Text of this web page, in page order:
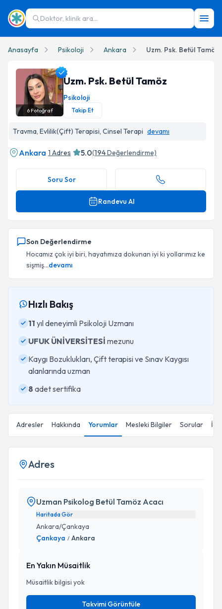
Doktor, klinik ara...
Anasayfa Psikoloji Ankara Uzm. Psk. Betül Tamöz
6Fotoğraf
Uzm. Psk. Betül Tamöz
Psikoloji
Takip Et
Travma, Evlilik(Çift) Terapisi, Cinsel Terapi devamı
Ankara 1 Adres 5.0(194Değerlendirme)
Soru Sor
Randevu Al
Son Değerlendirme
Hocamız çok iyi biri, hayatımıza dokunan iyi ki yollarımız ke
sişmiş...devamı
Hızlı Bakış
11 yıl deneyimli Psikoloji Uzmanı
UFUK ÜNİVERSİTESİ mezunu
Kaygı Bozuklukları, Çift terapisi ve Sınav Kaygısı
alanlarında uzman
8 adet sertifika
Adresler Hakkında Yorumlar Mesleki Bilgiler Sorular
Adres
Uzman Psikolog Betül Tamöz Acacı
Haritada Gör
Ankara/Çankaya
Çankaya / Ankara
En Yakın Müsaitlik
Müsaitlik bilgisi yok
Takvimi Görüntüle